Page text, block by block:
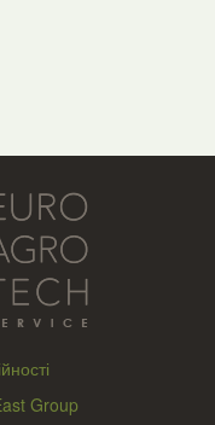
Group